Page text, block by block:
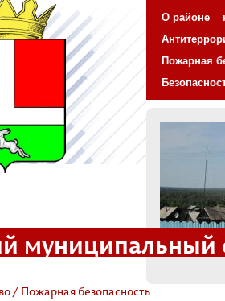
О районе
Пожарная
муниципальный
/ Пожарная безопасность